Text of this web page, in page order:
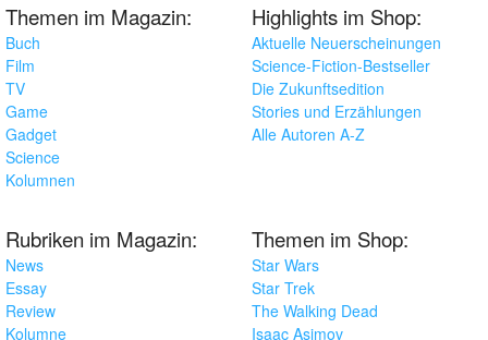
Themen im Magazin:
Buch
Film
TV
Game
Gadget
Science
Kolumnen
Highlights im Shop:
Aktuelle Neuerscheinungen
Science-Fiction-Bestseller
Die Zukunftsedition
Stories und Erzählungen
Alle Autoren A-Z
Rubriken im Magazin:
News
Essay
Review
Kolumne
Themen im Shop:
Star Wars
Star Trek
The Walking Dead
Isaac Asimov